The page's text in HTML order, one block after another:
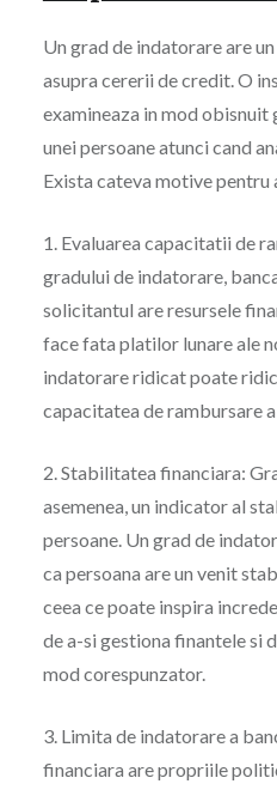
Un grad de indatorare are
asupra cererii de credit. O
examineaza in mod obisnuit
unei persoane atunci cand
Exista cateva motive pentru
1. Evaluarea capacitatii de
gradului de indatorare,
solicitantul are resursele
face fata platilor lunare ale
indatorare ridicat poate
capacitatea de rambursare
2. Stabilitatea financiara:
asemenea, un indicator al
persoane. Un grad de
ca persoana are un venit
ceea ce poate inspira
de a-si gestiona finantele si
mod corespunzator.
3. Limita de indatorare a
financiara are propriile